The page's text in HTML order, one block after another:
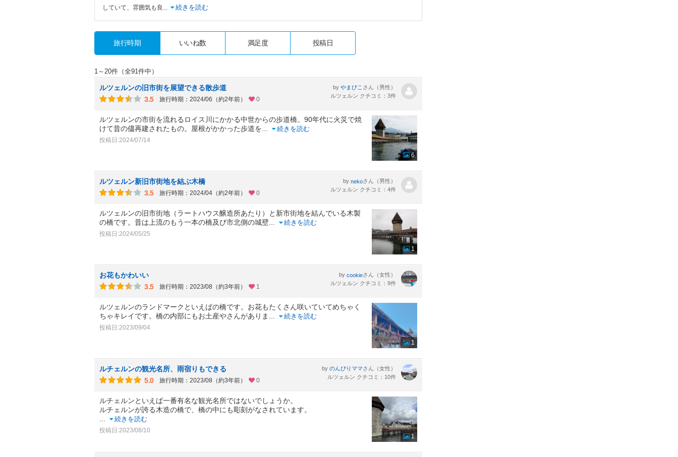
していて、雰囲気も良
続きを読む
旅行時期 いいね数 満足度 投稿日
1～20件（全91件中）
ルツェルンの旧市街を展望できる散歩道
3.5
旅行時期：2024/06（約2年前） 0
by やまびこ さん（男性）
ルツェルン クチコミ：3件
ルツェルンの市街を流れるロイス川にかかる中世からの歩道橋。90年代に火災で焼
けて昔の儘再建されたもの。屋根がかかった歩道を
続きを読む
投稿日:2024/07/14
6
ルツェルン新旧市街地を結ぶ木橋
3.5
旅行時期：2024/04（約2年前） 0
by nekoさん（男性）
ルツェルン クチコミ：4件
ルツェルンの旧市街地（ラートハウス醸造所あたり）と新市街地を結んでいる木製
の橋です。昔は上流のもう一本の橋及び市北側の城壁
続きを読む
投稿日:2024/05/25
1
お花もかわいい
3.5
旅行時期：2023/08（約3年前） 1
by cookieさん（女性）
ルツェルン クチコミ：9件
ルツェルンのランドマークといえばの橋です。お花もたくさん咲いていてめちゃく
ちゃキレイです。橋の内部にもお土産やさんがありま
続きを読む
投稿日:2023/09/04
1
ルチェルンの観光名所、雨宿りもできる
5.0
旅行時期：2023/08（約3年前） 0
by のんびりママさん（女性）
ルツェルン クチコミ：10件
ルチェルンといえば一番有名な観光名所ではないでしょうか。
ルチェルンが誇る木造の橋で、橋の中にも彫刻がなされています。
続きを読む
投稿日:2023/08/10
1